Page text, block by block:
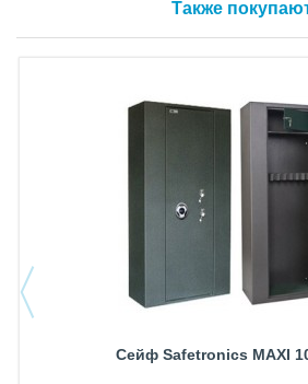
Также
Сейф Safetronics MAXI